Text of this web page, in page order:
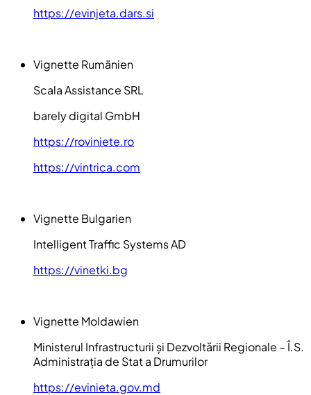
https://evinjeta.dars.si
Vignette Rumänien
Scala Assistance SRL
barely digital GmbH
https://roviniete.ro
https://vintrica.com
Vignette Bulgarien
Intelligent Traffic Systems AD
https://vinetki.bg
Vignette Moldawien
Ministerul Infrastructurii și Dezvoltării Regionale – Î.S.
Administrația de Stat a Drumurilor
https://evinieta.gov.md